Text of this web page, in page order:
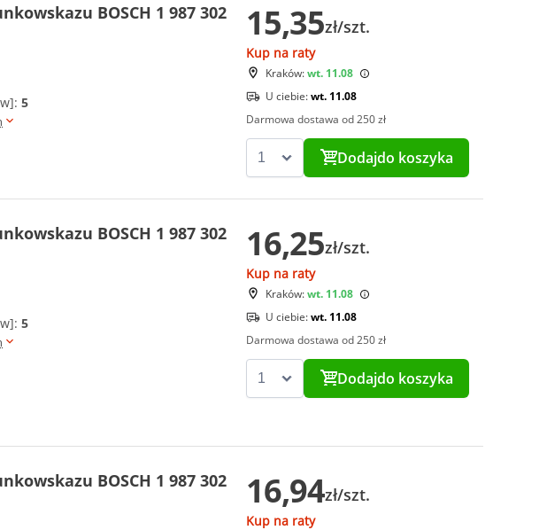
BOSCH 1 987 302
5
15,35zł/szt.
Kup na raty
Kraków:wt. 11.08
U ciebie:wt. 11.08
Darmowa dostawa od 250 zł
Dodajdo koszyka
BOSCH 1 987 302
5
16,25zł/szt.
Kup na raty
Kraków:wt. 11.08
U ciebie:wt. 11.08
Darmowa dostawa od 250 zł
Dodajdo koszyka
BOSCH 1 987 302
16,94zł/szt.
Kup na raty